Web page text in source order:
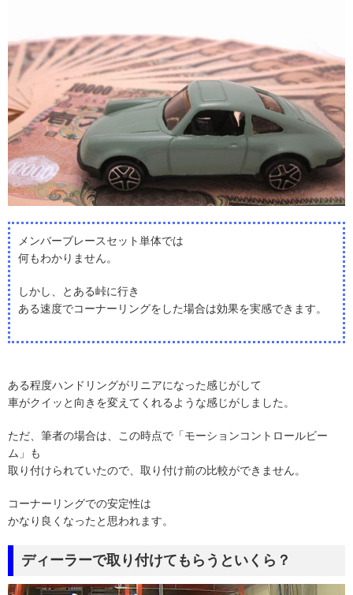
メンバーブレースセット単体では
何もわかりません。
しかし、とある峠に行き
ある速度でコーナーリングをした場合は効果を実感できます。
ある程度ハンドリングがリニアになった感じがして
車がクイッと向きを変えてくれるような感じがしました。
ただ、筆者の場合は、この時点で「モーションコントロールビー
ム」も
取り付けられていたので、取り付け前の比較ができません。
コーナーリングでの安定性は
かなり良くなったと思われます。
ディーラーで取り付けてもらうといくら？